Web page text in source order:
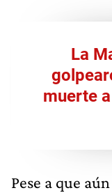
La
muerte
Pese a que